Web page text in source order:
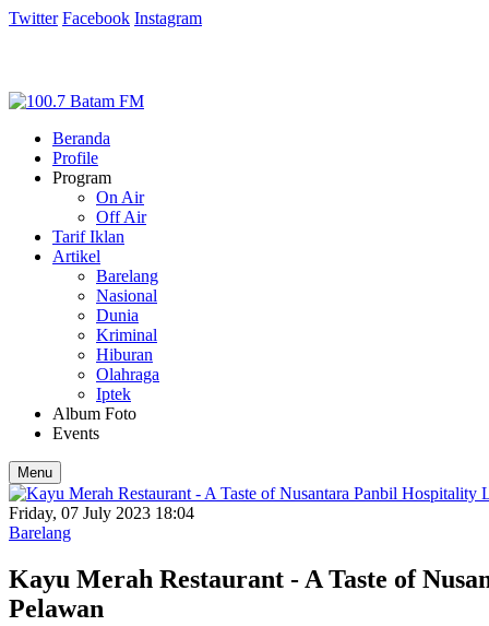
Twitter Facebook Instagram
Beranda
Profile
Program
On Air
Off Air
Tarif Iklan
Artikel
Barelang
Nasional
Dunia
Kriminal
Hiburan
Olahraga
Iptek
Album Foto
Events
Menu
Friday, 07 July 2023 18:04
Barelang
Kayu Merah Restaurant - A Taste of
Pelawan